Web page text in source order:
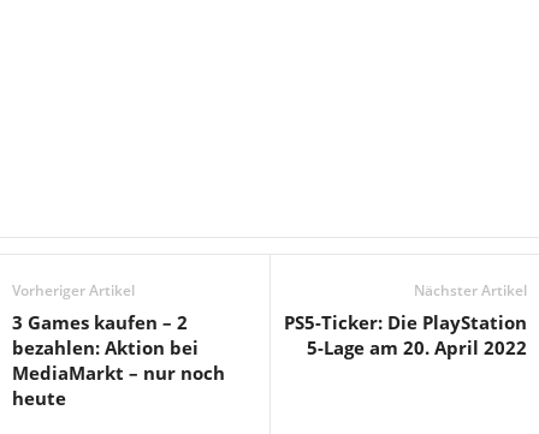
Vorheriger Artikel
3 Games kaufen – 2
bezahlen: Aktion bei
MediaMarkt – nur noch
heute
Nächster Artikel
PS5-Ticker: Die PlayStation
5-Lage am 20. April 2022